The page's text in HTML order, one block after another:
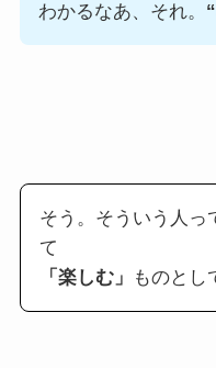
わかるなあ、それ。
そう。そういう人っ
て
「楽しむ」
ものとし